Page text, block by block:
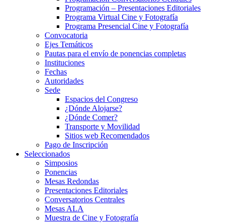
Programación – Presentaciones Editoriales
Programa Virtual Cine y Fotografía
Programa Presencial Cine y Fotografía
Convocatoria
Ejes Temáticos
Pautas para el envío de ponencias completas
Instituciones
Fechas
Autoridades
Sede
Espacios del Congreso
¿Dónde Alojarse?
¿Dónde Comer?
Transporte y Movilidad
Sitios web Recomendados
Pago de Inscripción
Seleccionados
Simposios
Ponencias
Mesas Redondas
Presentaciones Editoriales
Conversatorios Centrales
Mesas ALA
Muestra de Cine y Fotografía